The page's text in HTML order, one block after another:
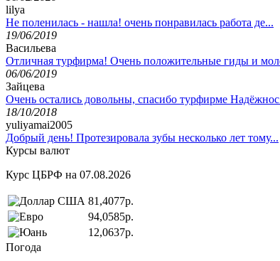
lilya
Не поленилась - нашла! очень понравилась работа де...
19/06/2019
Васильева
Отличная турфирма! Очень положительные гиды и
06/06/2019
Зайцева
Очень остались довольны, спасибо турфирме
18/10/2018
yuliyamai2005
Добрый день! Протезировала зубы несколько лет тому...
Курсы валют
Курс ЦБРФ на 07.08.2026
81,4077р.
94,0585р.
12,0637р.
Погода